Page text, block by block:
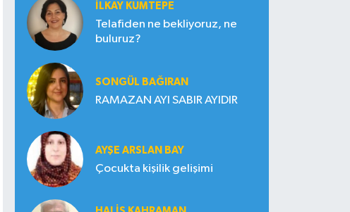
İLKAY KUMTEPE
Telafiden ne bekliyoruz, ne
buluruz?
SONGÜL BAĞIRAN
RAMAZAN AYI SABIR AYIDIR
AYŞE ARSLAN BAY
Çocukta kişilik gelişimi